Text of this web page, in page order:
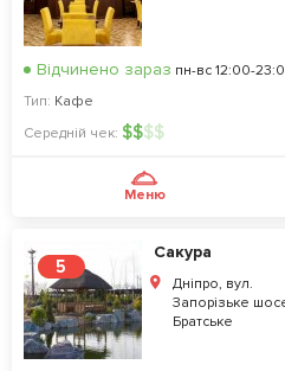
Відчинено зараз пн-вс 12:00-
Тип: Кафе
Середній чек: $$$$
Меню
5
Сакура
Дніпро, вул.
Запорізьке
Братське